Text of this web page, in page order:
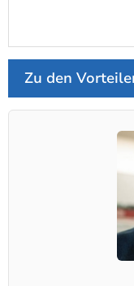
Zu den